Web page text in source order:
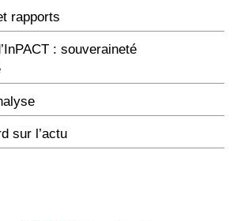
rapports
: souveraineté
sur l’actu